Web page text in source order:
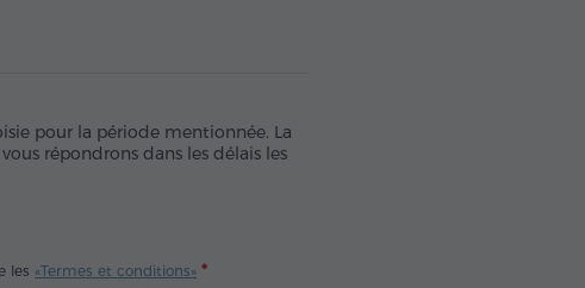
pour la période mentionnée. La
répondrons dans les délais les
les «Termes et conditions»